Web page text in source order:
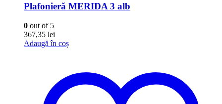
Plafonieră MERIDA 3 alb
0 out of 5
367,35 lei
Adaugă în coș